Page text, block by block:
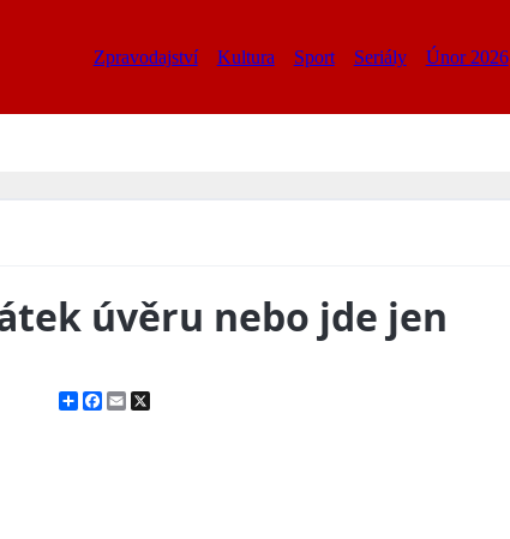
Zpravodajství Kultura Sport Seriály Únor 2026
úvěru nebo jde jen
ShareFacebook
Email